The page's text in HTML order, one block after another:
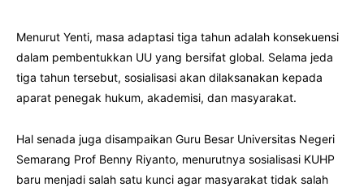
Menurut Yenti, masa adaptasi tiga tahun adalah konsekuensi
dalam pembentukkan UU yang bersifat global. Selama jeda
tiga tahun tersebut, sosialisasi akan dilaksanakan kepada
aparat penegak hukum, akademisi, dan masyarakat.
Hal senada juga disampaikan Guru Besar Universitas Negeri
Semarang Prof Benny Riyanto, menurutnya sosialisasi KUHP
baru menjadi salah satu kunci agar masyarakat tidak salah